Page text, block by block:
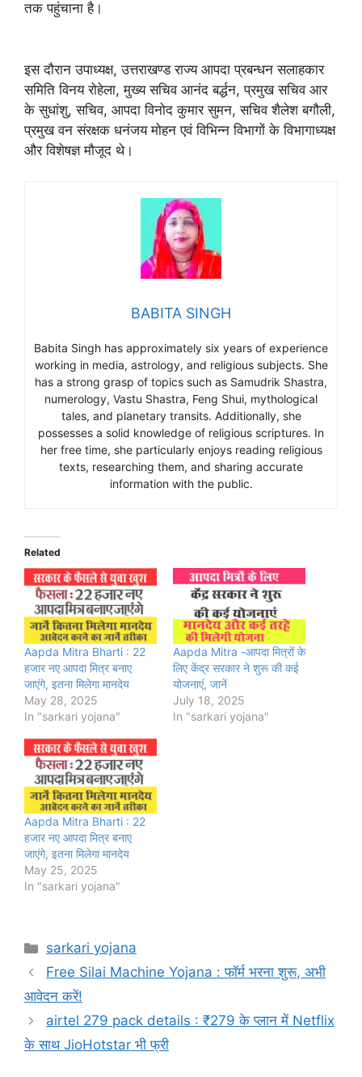
तक पहुंचाना है।
इस दौरान उपाध्यक्ष, उत्तराखण्ड राज्य आपदा प्रबन्धन सलाहकार
समिति विनय रोहेला, मुख्य सचिव आनंद बर्द्धन, प्रमुख सचिव आर
के सुधांशु, सचिव, आपदा विनोद कुमार सुमन, सचिव शैलेश बगौली,
प्रमुख वन संरक्षक धनंजय मोहन एवं विभिन्न विभागों के विभागाध्यक्ष
और विशेषज्ञ मौजूद थे।
BABITA SINGH
Babita Singh has approximately six years of experience
working in media, astrology, and religious subjects. She
has a strong grasp of topics such as Samudrik Shastra,
numerology, Vastu Shastra, Feng Shui, mythological
tales, and planetary transits. Additionally, she
possesses a solid knowledge of religious scriptures. In
her free time, she particularly enjoys reading religious
texts, researching them, and sharing accurate
information with the public.
Related
Aapda Mitra Bharti : 22
हजार नए आपदा मित्र बनाए
जाएंगे, इतना मिलेगा मानदेय
May 28, 2025
In "sarkari yojana"
Aapda Mitra -आपदा मित्रों के
लिए केंद्र सरकार ने शुरू की कई
योजनाएं, जानें
July 18, 2025
In "sarkari yojana"
Aapda Mitra Bharti : 22
हजार नए आपदा मित्र बनाए
जाएंगे, इतना मिलेगा मानदेय
May 25, 2025
In "sarkari yojana"
Categories
sarkari yojana
Free Silai Machine Yojana : फॉर्म भरना शुरू, अभी
आवेदन करें!
airtel 279 pack details : ₹279 के प्लान में Netflix
के साथ JioHotstar भी फ्री